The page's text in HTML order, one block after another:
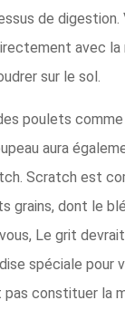
de digestion.
avec la
sur le sol.
poulets comme
aura
Scratch est
grains, dont le
Le grit
spéciale pour
constituer la